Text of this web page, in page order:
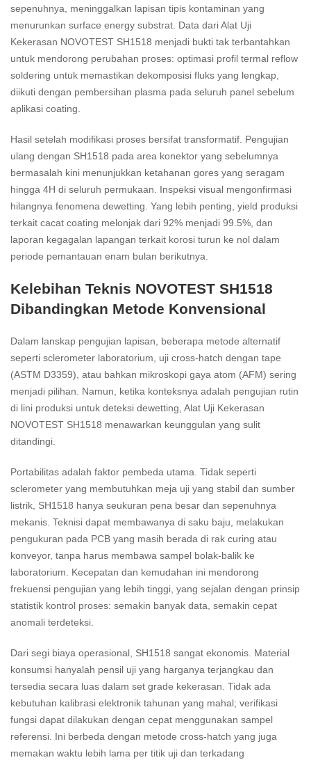
sepenuhnya, meninggalkan lapisan tipis kontaminan yang
menurunkan surface energy substrat. Data dari Alat Uji
Kekerasan NOVOTEST SH1518 menjadi bukti tak terbantahkan
untuk mendorong perubahan proses: optimasi profil termal reflow
soldering untuk memastikan dekomposisi fluks yang lengkap,
diikuti dengan pembersihan plasma pada seluruh panel sebelum
aplikasi coating.
Hasil setelah modifikasi proses bersifat transformatif. Pengujian
ulang dengan SH1518 pada area konektor yang sebelumnya
bermasalah kini menunjukkan ketahanan gores yang seragam
hingga 4H di seluruh permukaan. Inspeksi visual mengonfirmasi
hilangnya fenomena dewetting. Yang lebih penting, yield produksi
terkait cacat coating melonjak dari 92% menjadi 99.5%, dan
laporan kegagalan lapangan terkait korosi turun ke nol dalam
periode pemantauan enam bulan berikutnya.
Kelebihan Teknis NOVOTEST SH1518
Dibandingkan Metode Konvensional
Dalam lanskap pengujian lapisan, beberapa metode alternatif
seperti sclerometer laboratorium, uji cross-hatch dengan tape
(ASTM D3359), atau bahkan mikroskopi gaya atom (AFM) sering
menjadi pilihan. Namun, ketika konteksnya adalah pengujian rutin
di lini produksi untuk deteksi dewetting, Alat Uji Kekerasan
NOVOTEST SH1518 menawarkan keunggulan yang sulit
ditandingi.
Portabilitas adalah faktor pembeda utama. Tidak seperti
sclerometer yang membutuhkan meja uji yang stabil dan sumber
listrik, SH1518 hanya seukuran pena besar dan sepenuhnya
mekanis. Teknisi dapat membawanya di saku baju, melakukan
pengukuran pada PCB yang masih berada di rak curing atau
konveyor, tanpa harus membawa sampel bolak-balik ke
laboratorium. Kecepatan dan kemudahan ini mendorong
frekuensi pengujian yang lebih tinggi, yang sejalan dengan prinsip
statistik kontrol proses: semakin banyak data, semakin cepat
anomali terdeteksi.
Dari segi biaya operasional, SH1518 sangat ekonomis. Material
konsumsi hanyalah pensil uji yang harganya terjangkau dan
tersedia secara luas dalam set grade kekerasan. Tidak ada
kebutuhan kalibrasi elektronik tahunan yang mahal; verifikasi
fungsi dapat dilakukan dengan cepat menggunakan sampel
referensi. Ini berbeda dengan metode cross-hatch yang juga
memakan waktu lebih lama per titik uji dan terkadang